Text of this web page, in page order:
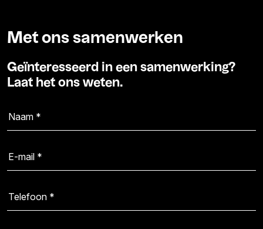
Met ons samenwerken
Geïnteresseerd in een samenwerking?
Laat het ons weten.